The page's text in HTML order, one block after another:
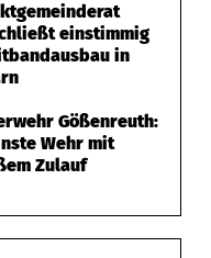
einstimmig
in
Gößenreuth:
Wehr mit
Zulauf